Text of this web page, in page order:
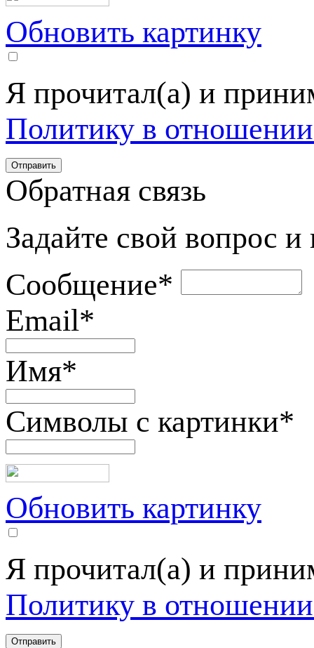
Обновить картинку
Я прочитал(а) и
Политику в
Обратная связь
Задайте свой вопрос
Сообщение*
Email*
Имя*
Символы с картинки*
Обновить картинку
Я прочитал(а) и
Политику в